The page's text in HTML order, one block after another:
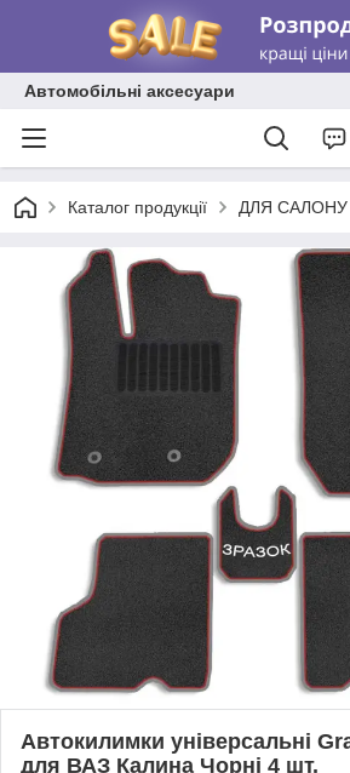
Автомобільні аксесуари
Каталог продукції ДЛЯ САЛОНУ
Автокилимки універсальні
для ВАЗ Калина Чорні 4 шт.